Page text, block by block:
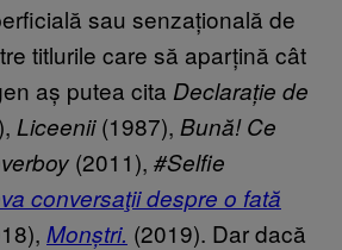
sau senzațională de
titlurile care să aparțină cât
aș putea cita Declarație de
Liceenii(1987), Bună! Ce
(2011), #Selfie
conversaţii despre o fată
Monștri. (2019). Dar dacă